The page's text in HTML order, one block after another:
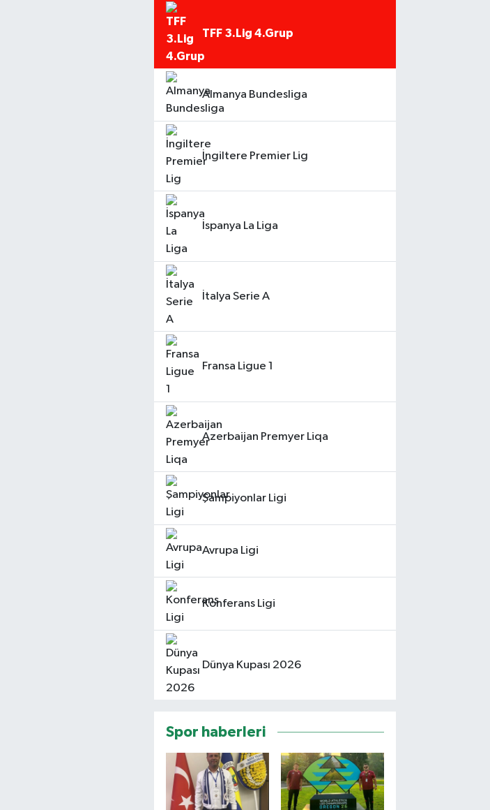
TFF 3.Lig 4.Grup
Almanya Bundesliga
İngiltere Premier Lig
İspanya La Liga
İtalya Serie A
Fransa Ligue 1
Azerbaijan Premyer Liqa
Şampiyonlar Ligi
Avrupa Ligi
Konferans Ligi
Dünya Kupası 2026
Spor haberleri